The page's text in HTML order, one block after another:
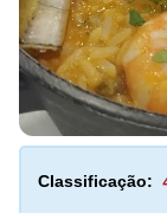
Classificação: